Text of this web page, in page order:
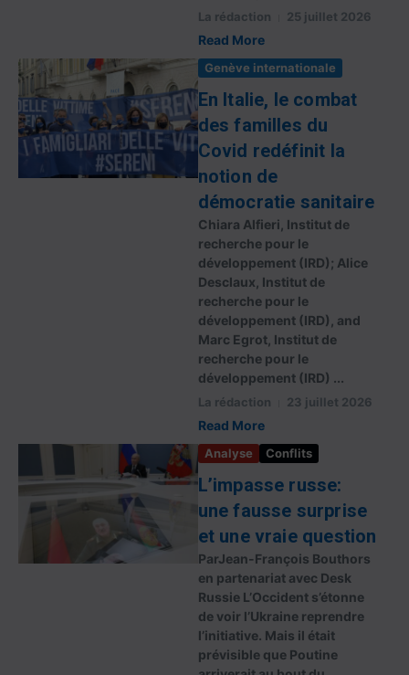
La rédaction 25 juillet 2026
Read More
Genève internationale
En Italie, le combat
des familles du
Covid redéfinit la
notion de
démocratie sanitaire
Chiara Alfieri, Institut de
recherche pour le
développement (IRD); Alice
Desclaux, Institut de
recherche pour le
développement (IRD), and
Marc Egrot, Institut de
recherche pour le
développement (IRD) ...
La rédaction 23 juillet 2026
Read More
Analyse Conflits
L’impasse russe:
une fausse surprise
et une vraie question
ParJean-François Bouthors
en partenariat avec Desk
Russie L’Occident s’étonne
de voir l’Ukraine reprendre
l’initiative. Mais il était
prévisible que Poutine